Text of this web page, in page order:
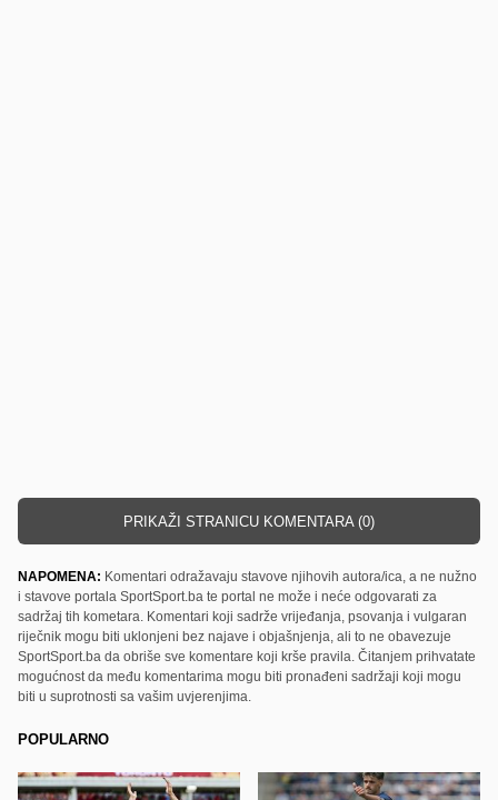
PRIKAŽI STRANICU KOMENTARA (0)
NAPOMENA: Komentari odražavaju stavove njihovih autora/ica, a ne nužno
i stavove portala SportSport.ba te portal ne može i neće odgovarati za
sadržaj tih kometara. Komentari koji sadrže vrijeđanja, psovanja i vulgaran
riječnik mogu biti uklonjeni bez najave i objašnjenja, ali to ne obavezuje
SportSport.ba da obriše sve komentare koji krše pravila. Čitanjem prihvatate
mogućnost da među komentarima mogu biti pronađeni sadržaji koji mogu
biti u suprotnosti sa vašim uvjerenjima.
POPULARNO